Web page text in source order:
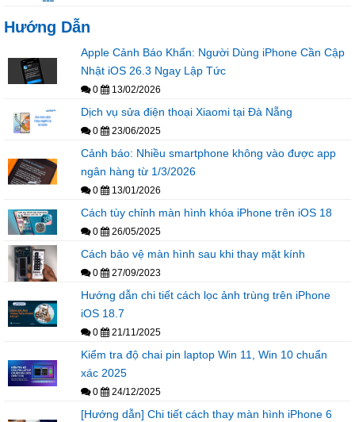
Hướng Dẫn
Apple Cảnh Báo Khẩn: Người Dùng iPhone Cần Cập
Nhật iOS 26.3 Ngay Lập Tức
0 13/02/2026
Dịch vụ sửa điện thoại Xiaomi tại Đà Nẵng
0 23/06/2025
Cảnh báo: Nhiều smartphone không vào được app
ngân hàng từ 1/3/2026
0 13/01/2026
Cách tùy chỉnh màn hình khóa iPhone trên iOS 18
0 26/05/2025
Cách bảo vệ màn hình sau khi thay mặt kính
0 27/09/2023
Hướng dẫn chi tiết cách lọc ảnh trùng trên iPhone
iOS 18.7
0 21/11/2025
Kiểm tra độ chai pin laptop Win 11, Win 10 chuẩn
xác 2025
0 24/12/2025
[Hướng dẫn] Chi tiết cách thay màn hình iPhone 6